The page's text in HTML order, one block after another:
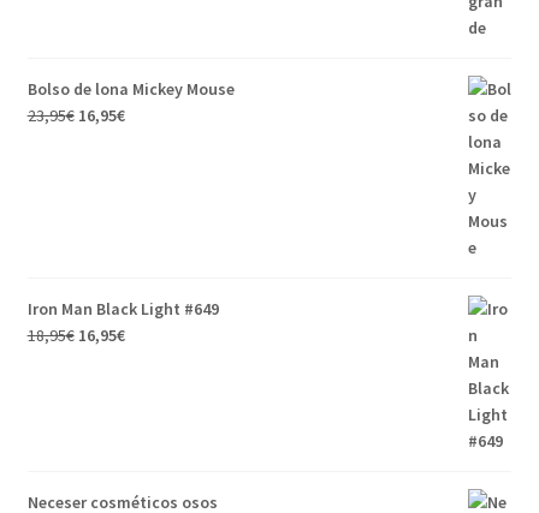
Bolso de lona Mickey Mouse
23,95€ 16,95€
Iron Man Black Light #649
18,95€ 16,95€
Neceser cosméticos osos